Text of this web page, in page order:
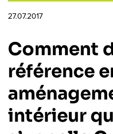
27.07.2017
Comment
référence
intérieur